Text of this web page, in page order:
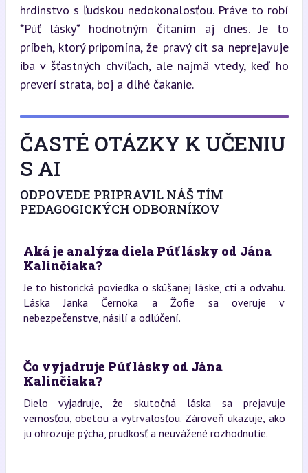
hrdinstvo s ľudskou nedokonalosťou. Práve to robí
*Púť lásky* hodnotným čítaním aj dnes. Je to
príbeh, ktorý pripomína, že pravý cit sa neprejavuje
iba v šťastných chvíľach, ale najmä vtedy, keď ho
preverí strata, boj a dlhé čakanie.
ČASTÉ OTÁZKY K UČENIU
S AI
ODPOVEDE PRIPRAVIL NÁŠ TÍM
PEDAGOGICKÝCH ODBORNÍKOV
Aká je analýza diela Púť lásky od Jána
Kalinčiaka?
Je to historická poviedka o skúšanej láske, cti a odvahu.
Láska Janka Černoka a Žofie sa overuje v
nebezpečenstve, násilí a odlúčení.
Čo vyjadruje Púť lásky od Jána
Kalinčiaka?
Dielo vyjadruje, že skutočná láska sa prejavuje
vernosťou, obetou a vytrvalosťou. Zároveň ukazuje, ako
ju ohrozuje pýcha, prudkosť a neuvážené rozhodnutie.